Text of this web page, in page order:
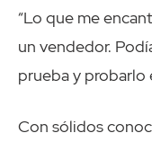
“Lo que me
un vendedor.
prueba y probarlo
Con sólidos